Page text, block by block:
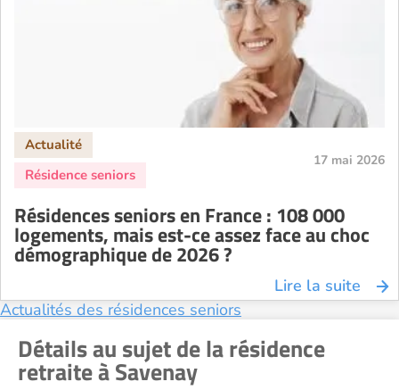
17 mai 2026
Résidences seniors en France : 108 000
logements, mais est-ce assez face au choc
démographique de 2026 ?
Lire la suite
Actualités des résidences seniors
Détails au sujet de la résidence
retraite à Savenay